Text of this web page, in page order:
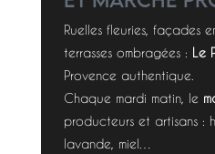
Ruelles fleuries, façades
terrasses ombragées : Le
Provence authentique.
Chaque mardi matin, le
producteurs et artisans :
lavande, miel…